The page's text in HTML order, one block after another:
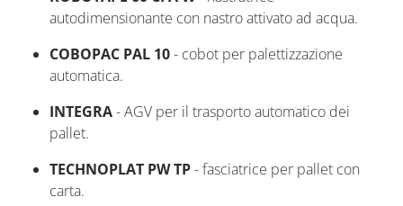
autodimensionante con nastro attivato ad acqua.
COBOPAC PAL 10- cobot per palettizzazione
automatica.
INTEGRA- AGV per il trasporto automatico dei
pallet.
TECHNOPLAT PW TP-fasciatrice per pallet con
carta.